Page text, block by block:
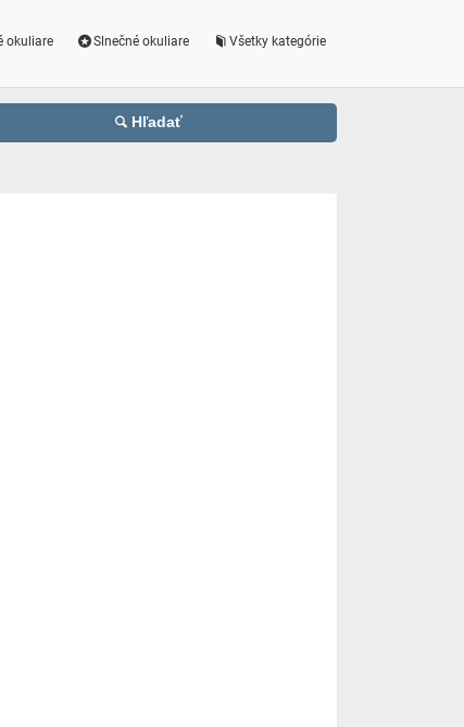
okuliare Slnečné okuliare Všetky kategórie
Hľadať